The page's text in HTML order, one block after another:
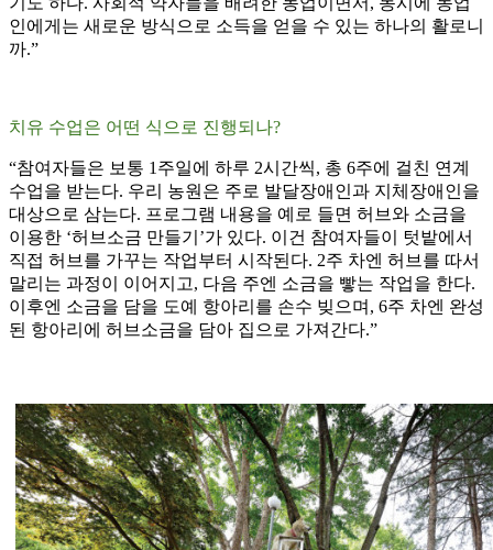
인에게는 새로운 방식으로 소득을 얻을 수 있는 하나의 활로니
까.”
치유 수업은 어떤 식으로 진행되나?
“참여자들은 보통 1주일에 하루 2시간씩, 총 6주에 걸친 연계
수업을 받는다. 우리 농원은 주로 발달장애인과 지체장애인을
대상으로 삼는다. 프로그램 내용을 예로 들면 허브와 소금을
이용한 ‘허브소금 만들기’가 있다. 이건 참여자들이 텃밭에서
직접 허브를 가꾸는 작업부터 시작된다. 2주 차엔 허브를 따서
말리는 과정이 이어지고, 다음 주엔 소금을 빻는 작업을 한다.
이후엔 소금을 담을 도예 항아리를 손수 빚으며, 6주 차엔 완성
된 항아리에 허브소금을 담아 집으로 가져간다.”